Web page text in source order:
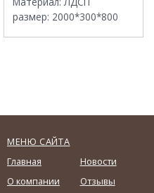
размер: 2000*300*800
МЕНЮ САЙТА
Главная
О компании
Новости
Отзывы